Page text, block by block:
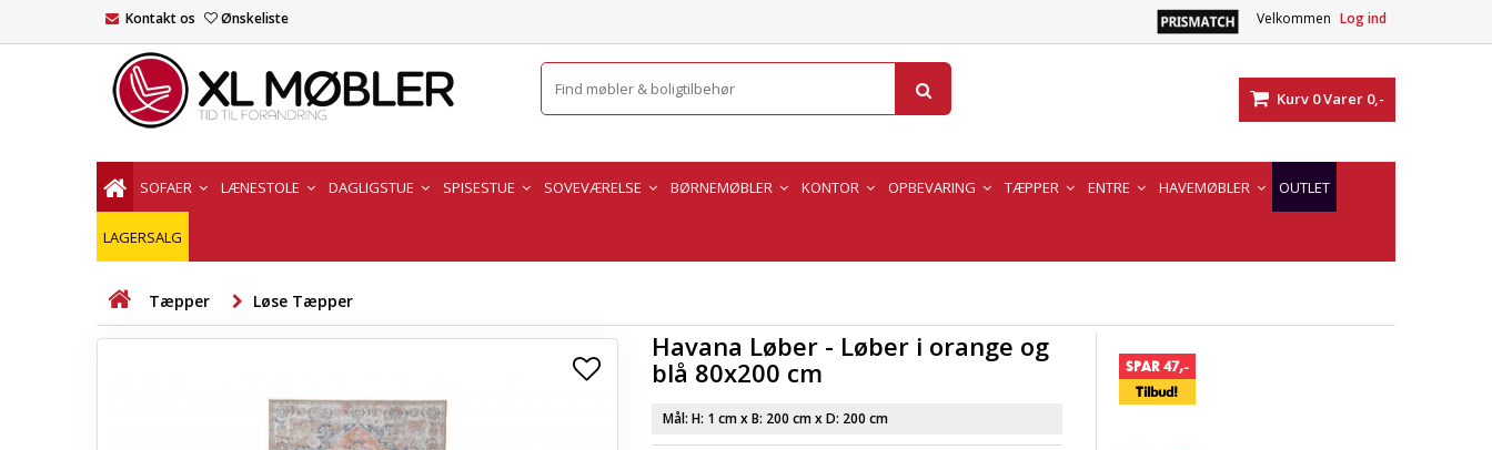
Velkommen Log ind
Kontakt os Ønskeliste
Kurv 0Varer 0,-
SOFAER LÆNESTOLE DAGLIGSTUE SPISESTUE SOVEVÆRELSE BØRNEMØBLER KONTOR OPBEVARING TÆPPER ENTRE HAVEMØBLER OUTLET
LAGERSALG
Tæpper Løse Tæpper
Havana Løber - Løber i orange og
blå 80x200 cm
Mål: H: 1 cmx B: 200 cmx D: 200 cm
SPAR 47,-
Tilbud!